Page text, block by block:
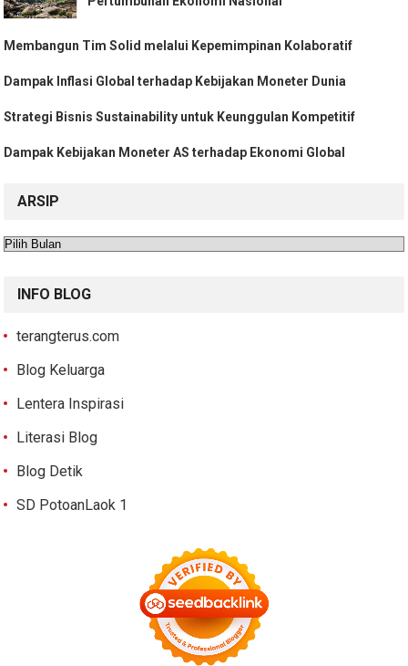
Membangun Tim Solid melalui Kepemimpinan Kolaboratif
Dampak Inflasi Global terhadap Kebijakan Moneter Dunia
Strategi Bisnis Sustainability untuk Keunggulan Kompetitif
Dampak Kebijakan Moneter AS terhadap Ekonomi Global
ARSIP
Arsip
INFO BLOG
terangterus.com
Blog Keluarga
Lentera Inspirasi
Literasi Blog
Blog Detik
SD PotoanLaok 1